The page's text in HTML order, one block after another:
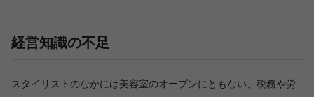
経営知識の不足
スタイリストのなかには美容室のオープンにともない、税務や労